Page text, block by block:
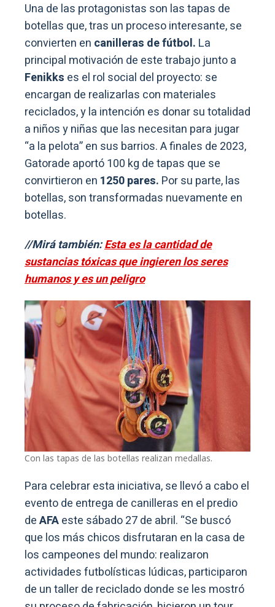
Una de las protagonistas son las tapas de
botellas que, tras un proceso interesante, se
convierten en canilleras de fútbol. La
principal motivación de este trabajo junto a
Fenikks es el rol social del proyecto: se
encargan de realizarlas con materiales
reciclados, y la intención es donar su totalidad
a niños y niñas que las necesitan para jugar
“a la pelota” en sus barrios. A finales de 2023,
Gatorade aportó 100 kg de tapas que se
convirtieron en 1250 pares. Por su parte, las
botellas, son transformadas nuevamente en
botellas.
//Mirá también:Esta es la cantidad de
sustancias tóxicas que ingieren los seres
humanos y es un peligro
Con las tapas de las botellas realizan medallas.
Para celebrar esta iniciativa, se llevó a cabo el
evento de entrega de canilleras en el predio
deAFAeste sábado 27 de abril. “Se buscó
que los más chicos disfrutaran en la casa de
los campeones del mundo: realizaron
actividades futbolísticas lúdicas, participaron
de un taller de reciclado donde se les mostró